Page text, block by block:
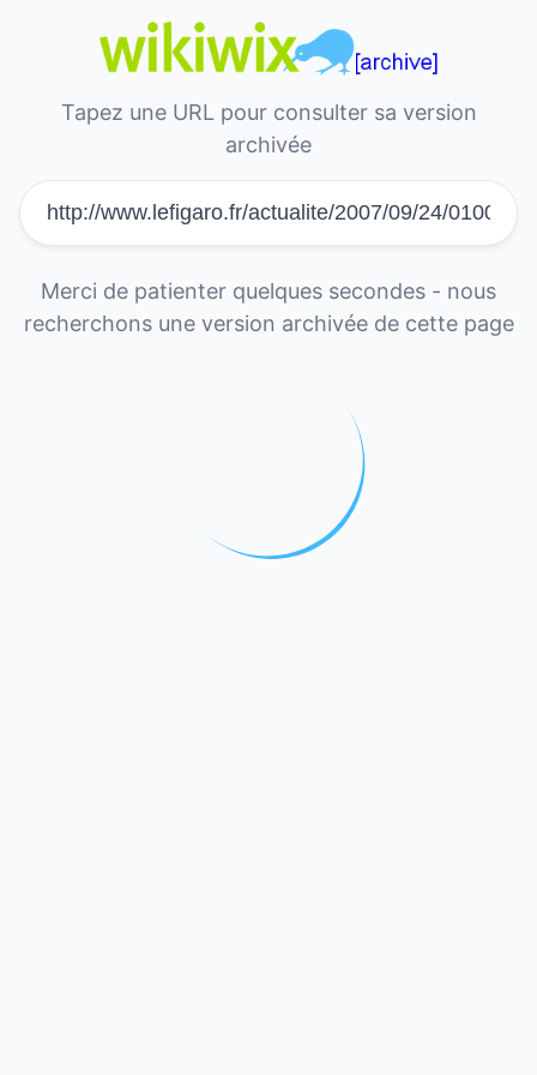
Tapez une URL pour consulter sa version
archivée
Merci de patienter quelques secondes - nous
recherchons une version archivée de cette page